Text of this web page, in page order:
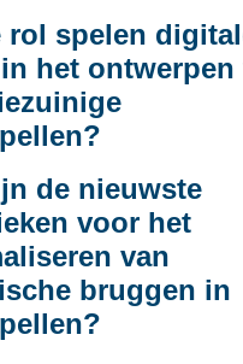
rol spelen
het ontwerpen
de nieuwste
voor het
van
bruggen in